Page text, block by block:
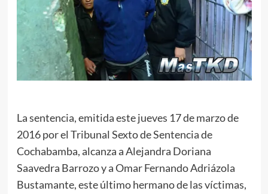
La sentencia, emitida este jueves 17 de marzo de
2016 por el Tribunal Sexto de Sentencia de
Cochabamba, alcanza a Alejandra Doriana
Saavedra Barrozo y a Omar Fernando Adriázola
Bustamante, este último hermano de las víctimas,